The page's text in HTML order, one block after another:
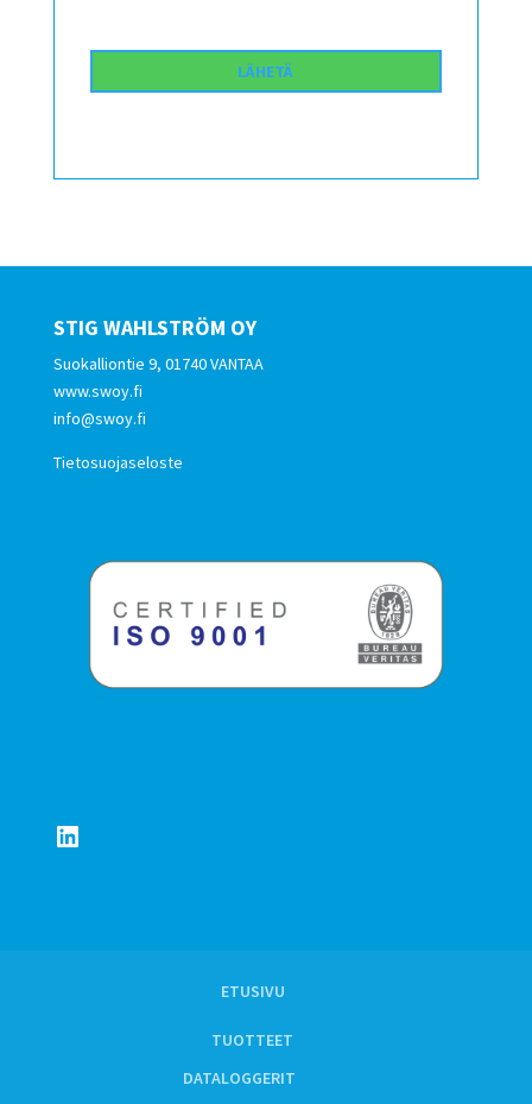
STIG WAHLSTRÖM OY
Suokalliontie 9, 01740 VANTAA
www.swoy.fi
info@swoy.fi
Tietosuojaseloste
LinkedIn
ETUSIVU
TUOTTEET
DATALOGGERIT